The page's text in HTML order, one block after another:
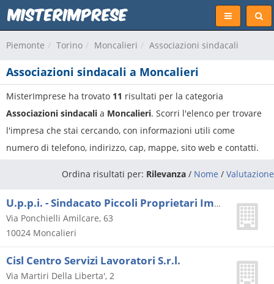
Piemonte Torino Moncalieri Associazioni sindacali
Associazioni sindacali a Moncalieri
MisterImprese ha trovato 11 risultati per la categoria
Associazioni sindacali a Moncalieri. Scorri l'elenco per trovare
l'impresa che stai cercando, con informazioni utili come
numero di telefono, indirizzo, cap, mappe, sito web e contatti.
Ordina risultati per: Rilevanza / Nome / Valutazione
U.p.p.i. - Sindacato Piccoli Proprietari Immobiliari
Via Ponchielli Amilcare, 63
10024 Moncalieri
Cisl Centro Servizi Lavoratori S.r.l.
Via Martiri Della Liberta', 2